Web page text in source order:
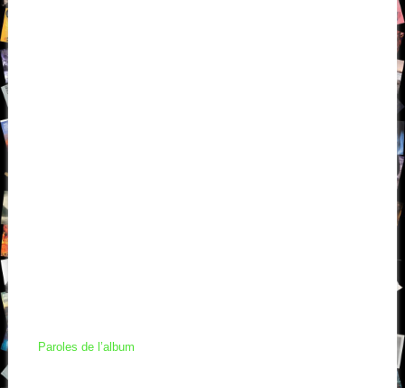
Paroles de l’album